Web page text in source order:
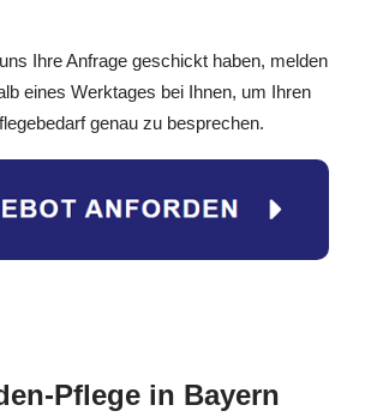
Ihre Anfrage geschickt haben, melden
eines Werktages bei Ihnen, um Ihren
genau zu besprechen.
Pflege in Bayern